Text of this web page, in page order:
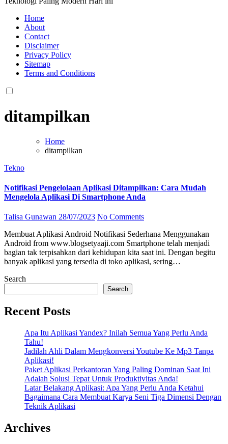
Home
About
Contact
Disclaimer
Privacy Policy
Sitemap
Terms and Conditions
ditampilkan
Home
ditampilkan
Tekno
Notifikasi Pengelolaan Aplikasi Ditampilkan: Cara Mudah
Mengelola Aplikasi Di Smartphone Anda
Talisa Gunawan 28/07/2023 No Comments
Membuat Aplikasi Android Notifikasi Sederhana Menggunakan
Android from www.blogsetyaaji.com Smartphone telah menjadi
bagian tak terpisahkan dari kehidupan kita saat ini. Dengan begitu
banyak aplikasi yang tersedia di toko aplikasi, sering…
Search
Search
Recent Posts
Apa Itu Aplikasi Yandex? Inilah Semua Yang Perlu Anda
Tahu!
Jadilah Ahli Dalam Mengkonversi Youtube Ke Mp3 Tanpa
Aplikasi!
Paket Aplikasi Perkantoran Yang Paling Dominan Saat Ini
Adalah Solusi Tepat Untuk Produktivitas Anda!
Latar Belakang Aplikasi: Apa Yang Perlu Anda Ketahui
Bagaimana Cara Membuat Karya Seni Tiga Dimensi Dengan
Teknik Aplikasi
Archives